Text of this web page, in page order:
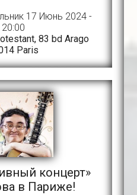
17 Июнь 2024 -
20:00
83 bd Arago
Paris
концерт»
в Париже!